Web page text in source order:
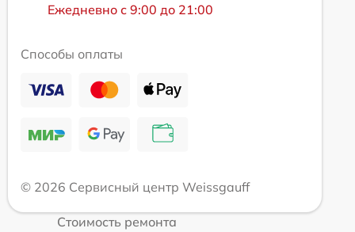
Ежедневно с 9:00 до 21:00
Способы оплаты
© 2026 Сервисный центр Weissgauff
Стоимость ремонта